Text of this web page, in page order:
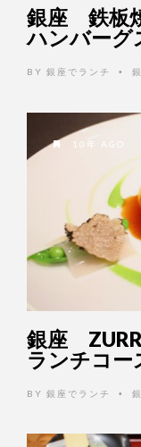
銀座 鉄板
ハンバーグ
BY 銀座でランチ •
10年 AGO
銀座
ランチコー
BY 銀座でランチ •